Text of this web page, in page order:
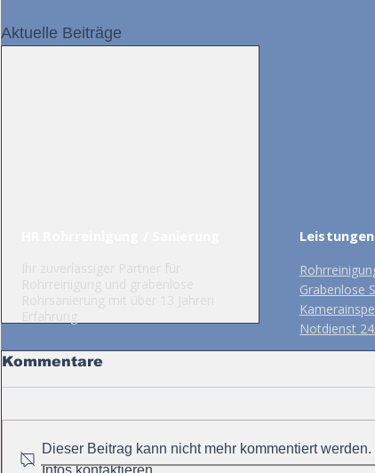
Aktuelle Beiträge
Kommentare
Dieser Beitrag kann nicht mehr kommentiert
Leistungen
Grabenlose
Notdienst